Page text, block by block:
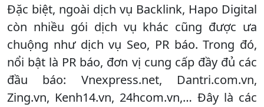
Đặc biệt, ngoài dịch vụ Backlink, Hapo Digital
còn nhiều gói dịch vụ khác cũng được ưa
chuộng như dịch vụ Seo, PR báo. Trong đó,
nổi bật là PR báo, đơn vị cung cấp đầy đủ các
đầu báo: Vnexpress.net, Dantri.com.vn,
Zing.vn, Kenh14.vn, 24hcom.vn,… Đây là các